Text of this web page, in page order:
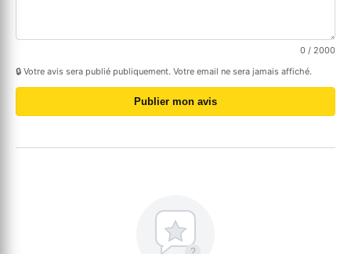
0 / 2000
🔒 Votre avis sera publié publiquement. Votre email ne sera jamais affiché.
Publier mon avis